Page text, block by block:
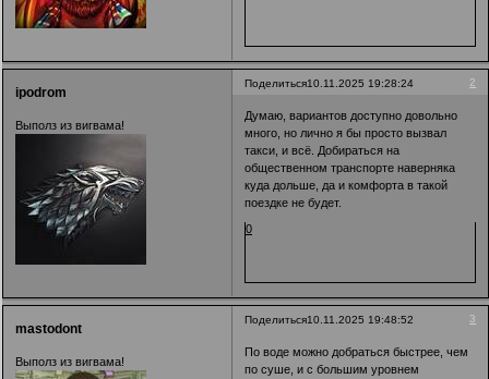
Поделиться 2
10.11.2025 19:28:24
ipodrom
Выполз из вигвама!
Думаю, вариантов доступно довольно
много, но лично я бы просто вызвал
такси, и всё. Добираться на
общественном транспорте наверняка
куда дольше, да и комфорта в такой
поездке не будет.
0
Поделиться 3
10.11.2025 19:48:52
mastodont
Выполз из вигвама!
По воде можно добраться быстрее, чем
по суше, и с большим уровнем